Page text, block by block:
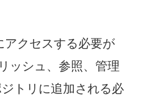
アクセスする必要が
ッシュ、参照、管理
トリに追加される必